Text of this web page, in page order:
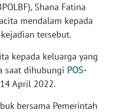
Shana Fatina
mendalam kepada
tersebut.
kepada keluarga yang
saat dihubungi POS-
April 2022.
bersama Pemerintah